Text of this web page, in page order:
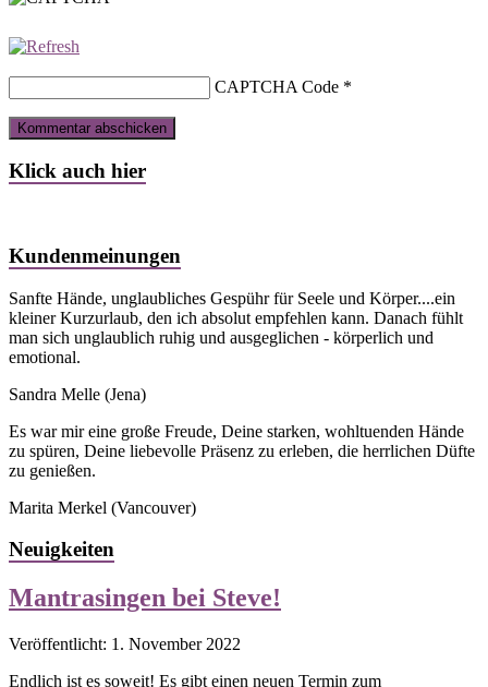
CAPTCHA Code *
Klick auch hier
Kundenmeinungen
Sanfte Hände, unglaubliches Gespühr für Seele und Körper....ein
kleiner Kurzurlaub, den ich absolut empfehlen kann. Danach fühlt
man sich unglaublich ruhig und ausgeglichen - körperlich und
emotional.
Sandra Melle (Jena)
Es war mir eine große Freude, Deine starken, wohltuenden Hände
zu spüren, Deine liebevolle Präsenz zu erleben, die herrlichen Düfte
zu genießen.
Marita Merkel (Vancouver)
Neuigkeiten
Mantrasingen bei Steve!
Veröffentlicht: 1. November 2022
Endlich ist es soweit! Es gibt einen neuen Termin zum